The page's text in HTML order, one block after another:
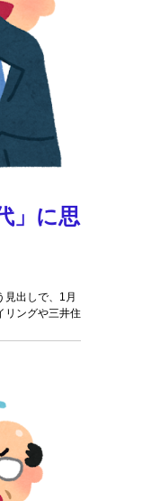
」に思
出しで、1月
リングや三井住